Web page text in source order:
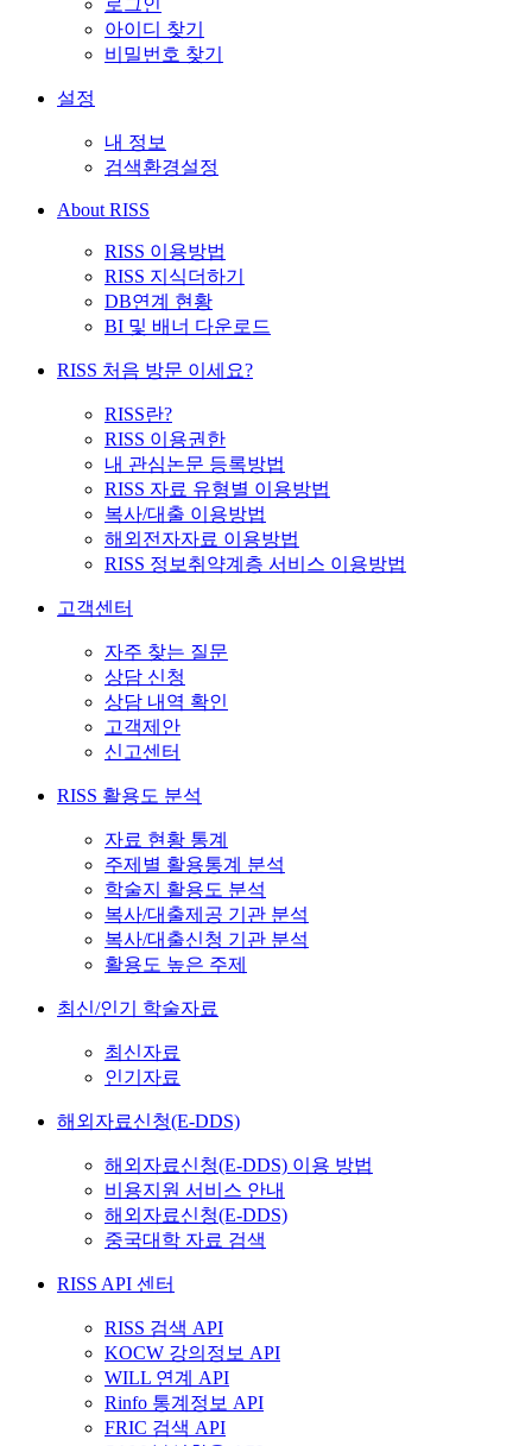
로그인
아이디 찾기
비밀번호 찾기
설정
내 정보
검색환경설정
About RISS
RISS 이용방법
RISS 지식더하기
DB연계 현황
BI 및 배너 다운로드
RISS 처음 방문 이세요?
RISS란?
RISS 이용권한
내 관심논문 등록방법
RISS 자료 유형별 이용방법
복사/대출 이용방법
해외전자자료 이용방법
RISS 정보취약계층 서비스 이용방법
고객센터
자주 찾는 질문
상담 신청
상담 내역 확인
고객제안
신고센터
RISS 활용도 분석
자료 현황 통계
주제별 활용통계 분석
학술지 활용도 분석
복사/대출제공 기관 분석
복사/대출신청 기관 분석
활용도 높은 주제
최신/인기 학술자료
최신자료
인기자료
해외자료신청(E-DDS)
해외자료신청(E-DDS) 이용 방법
비용지원 서비스 안내
해외자료신청(E-DDS)
중국대학 자료 검색
RISS API 센터
RISS 검색 API
KOCW 강의정보 API
WILL 연계 API
Rinfo 통계정보 API
FRIC 검색 API